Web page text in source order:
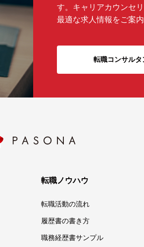
す。キャリアカウンセ
最適な求人情報をご案
転職コンサル
転職ノウハウ
転職活動の流れ
履歴書の書き方
職務経歴書サンプル